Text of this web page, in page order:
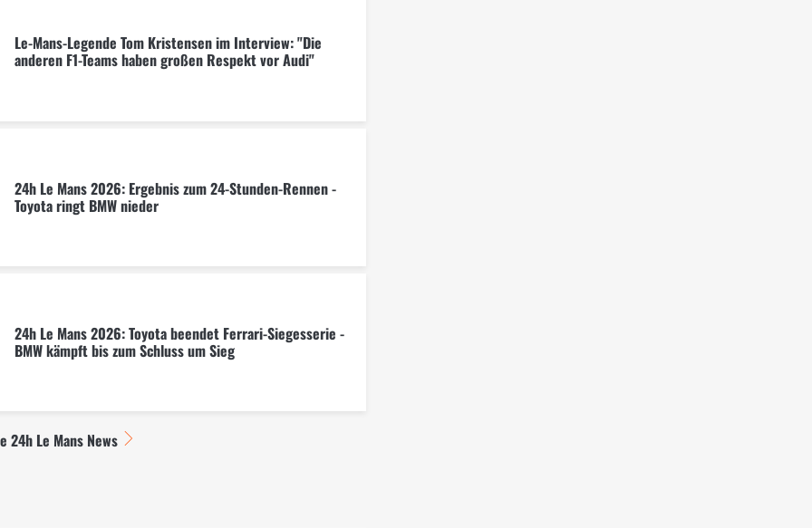
Le-Mans-Legende Tom Kristensen im Interview: "Die
anderen F1-Teams haben großen Respekt vor Audi"
24h Le Mans 2026: Ergebnis zum 24-Stunden-Rennen -
Toyota ringt BMW nieder
24h Le Mans 2026: Toyota beendet Ferrari-Siegesserie -
BMW kämpft bis zum Schluss um Sieg
24h Le Mans News